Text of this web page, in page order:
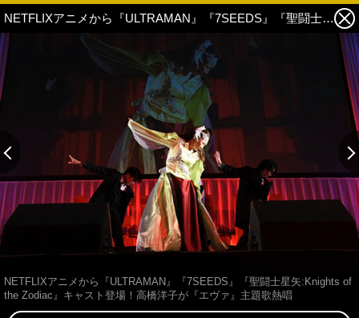
NETFLIXアニメから『ULTRAMAN』『7SEEDS』『聖闘士星矢:Knights of the Zodiac』キャスト登場！高橋洋子が『エヴァ』主題歌熱唱 9枚目の写真・画像
NETFLIXアニメから『ULTRAMAN』『7SEEDS』『聖闘士星矢:Knights of
the Zodiac』キャスト登場！高橋洋子が『エヴァ』主題歌熱唱